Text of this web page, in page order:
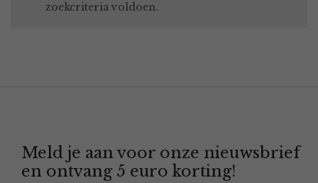
zoekcriteria voldoen.
Meld je aan voor onze nieuwsbrief
en ontvang 5 euro korting!